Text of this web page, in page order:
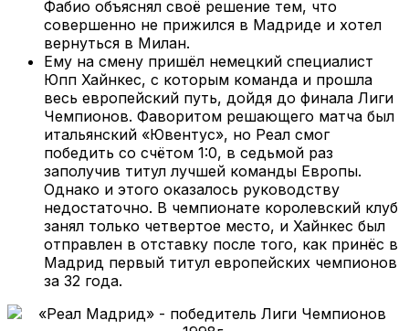
Фабио объяснял своё решение тем, что
совершенно не прижился в Мадриде и хотел
вернуться в Милан.
Ему на смену пришёл немецкий специалист
Юпп Хайнкес, с которым команда и прошла
весь европейский путь, дойдя до финала Лиги
Чемпионов. Фаворитом решающего матча был
итальянский «Ювентус», но Реал смог
победить со счётом 1:0, в седьмой раз
заполучив титул лучшей команды Европы.
Однако и этого оказалось руководству
недостаточно. В чемпионате королевский клуб
занял только четвертое место, и Хайнкес был
отправлен в отставку после того, как принёс в
Мадрид первый титул европейских чемпионов
за 32 года.